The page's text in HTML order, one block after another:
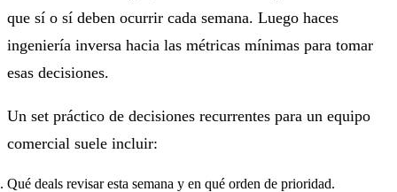
que sí o sí deben ocurrir cada semana. Luego haces
ingeniería inversa hacia las métricas mínimas para tomar
esas decisiones.
Un set práctico de decisiones recurrentes para un equipo
comercial suele incluir:
Qué deals revisar esta semana y en qué orden de prioridad.